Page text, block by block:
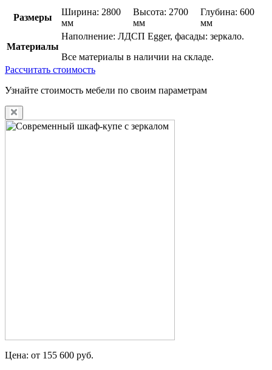
Размеры
Ширина: 2800
мм
Высота: 2700
мм
Глубина: 600
мм
Материалы
Наполнение: ЛДСП Egger, фасады: зеркало.
Все материалы в наличии на складе.
Рассчитать стоимость
Узнайте стоимость мебели по своим параметрам
Цена: от 155 600 руб.